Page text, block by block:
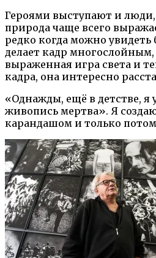
Героями выступают и
природа чаще всего
редко когда можно
делает кадр
выраженная игра света и
кадра, она интересно
«Однажды, ещё в детстве,
живопись мертва». Я
карандашом и только